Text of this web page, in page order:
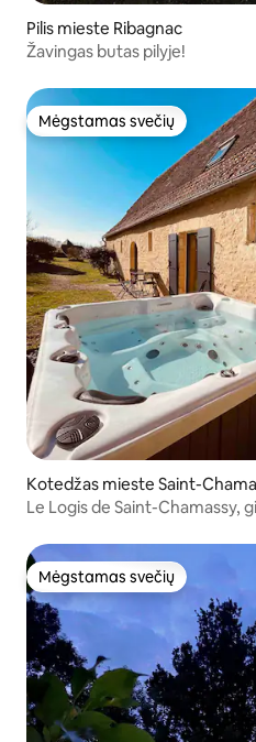
Pilis mieste Ribagnac
Žavingas butas pilyje!
Mėgstamas svečių
Mėgstamas svečių
Kotedžas mieste Saint-
Le Logis de Saint-Chamassy,
Mėgstamas svečių
Mėgstamas svečių